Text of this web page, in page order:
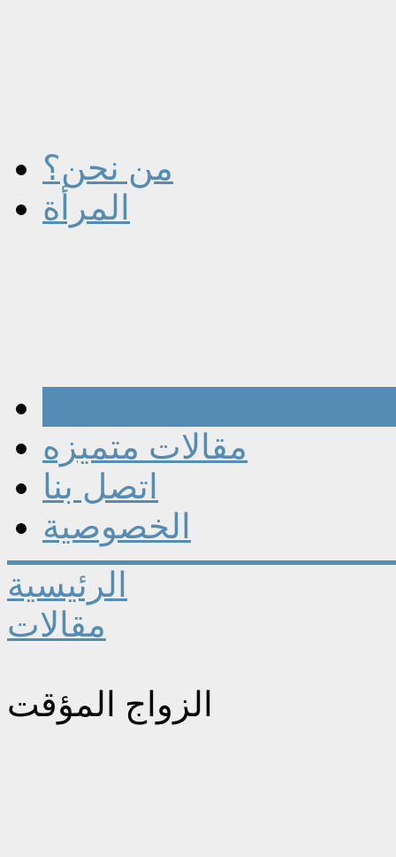
من نحن؟
المرأة
مقالات متميزه
اتصل بنا
الخصوصية
الرئيسية
مقالات
الزواج المؤقت